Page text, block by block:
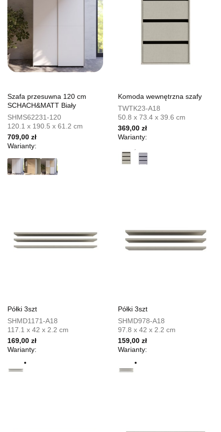
Szafa przesuwna 120 cm
SCHACH&MATT Biały
SHMS62231-120
120.1 x 190.5 x 61.2 cm
709,00 zł
Warianty:
Komoda wewnętrzna szafy
TWTK23-A18
50.8 x 73.4 x 39.6 cm
369,00 zł
Warianty:
Półki 3szt
SHMD1171-A18
117.1 x 42 x 2.2 cm
169,00 zł
Warianty:
Półki 3szt
SHMD978-A18
97.8 x 42 x 2.2 cm
159,00 zł
Warianty: